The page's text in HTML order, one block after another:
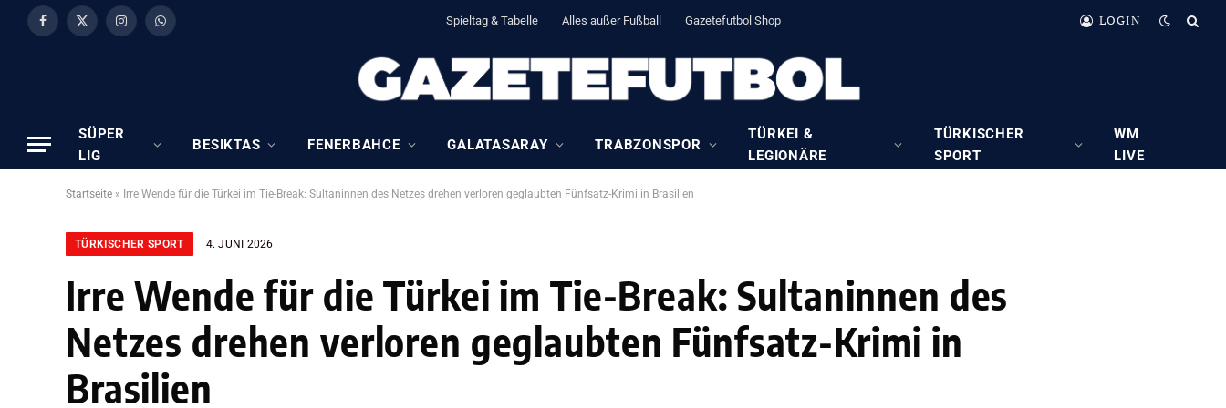
Facebook
X
InstagramWhatsApp Spieltag & Tabelle Alles außer Fußball Gazetefutbol Shop LOGIN
SÜPER
LIG
BESIKTAS FENERBAHCE GALATASARAY TRABZONSPOR
TÜRKEI &
LEGIONÄRE
TÜRKISCHER
SPORT
WM
LIVE
Startseite » Irre Wende für die Türkei im Tie-Break: Sultaninnen des Netzes drehen verloren geglaubten Fünfsatz-Krimi in Brasilien
TÜRKISCHER SPORT 4. JUNI 2026
Irre Wende für die Türkei im Tie-Break: Sultaninnen des
Netzes drehen verloren geglaubten Fünfsatz-Krimi in
Brasilien